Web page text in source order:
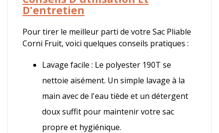
D'entretien
Pour tirer le meilleur parti de votre Sac Pliable
Corni Fruit, voici quelques conseils pratiques :
Lavage facile : Le polyester 190T se
nettoie aisément. Un simple lavage à la
main avec de l'eau tiède et un détergent
doux suffit pour maintenir votre sac
propre et hygiénique.